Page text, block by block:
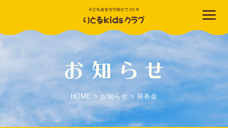
HOME > お知らせ > 発表会